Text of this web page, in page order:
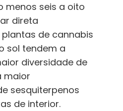
menos seis a oito
direta
de cannabis
sol tendem a
diversidade de
maior
sesquiterpenos
de interior.